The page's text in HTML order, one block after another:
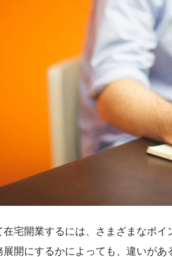
宅開業するには、さまざまなポイ
開にするかによっても、違いがあ